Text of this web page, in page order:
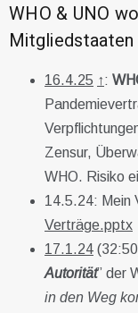
WHO & UNO
16.4.25 ↑:
Zensur,
WHO. Risiko
14.5.24: Mein
Verträge.pptx
17.1.24
Autorität” der
in den Weg